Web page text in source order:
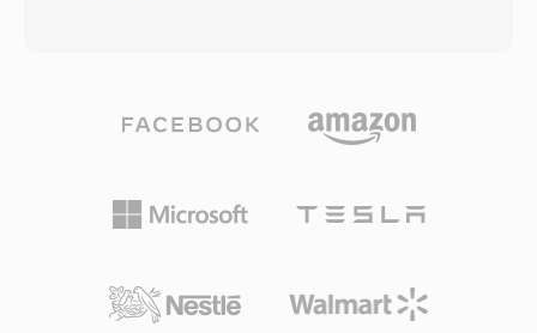
اليدوي عند التعاون عبر منصات إنتاج مختلفة.
التدريجي والبث التكيفي وعلامات الفصول ومسارات
الصوت والترجمة المتعددة ووسوم البيانات الوصفية
الترميزات الواسع MP4 الخيار الافتراضي لمنصات